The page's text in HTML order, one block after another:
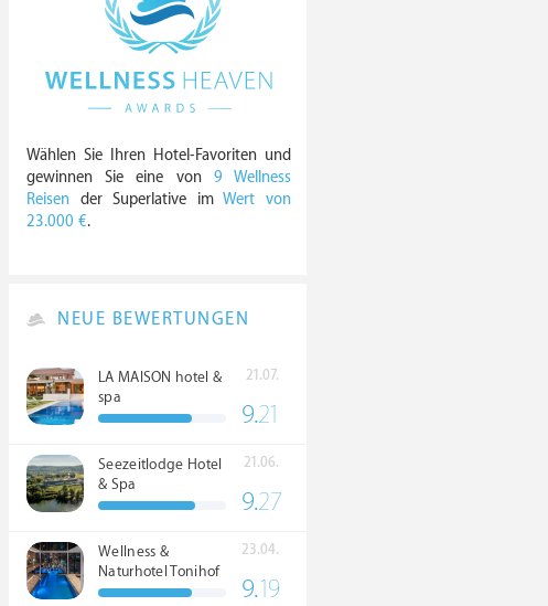
Wählen Sie Ihren Hotel-Favoriten und
gewinnen Sie eine von 9 Wellness
Reisen der Superlative imWert von
23.000 €.
NEUE BEWERTUNGEN
LA MAISON hotel &
spa
21.07.
9.21
Seezeitlodge Hotel
& Spa
21.06.
9.27
Wellness &
Naturhotel Tonihof
****S
23.04.
9.19